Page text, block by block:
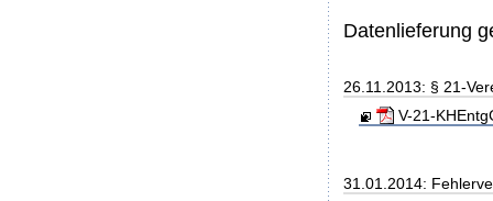
Datenlieferung
26.11.2013: § 21-
V-21-
31.01.2014: